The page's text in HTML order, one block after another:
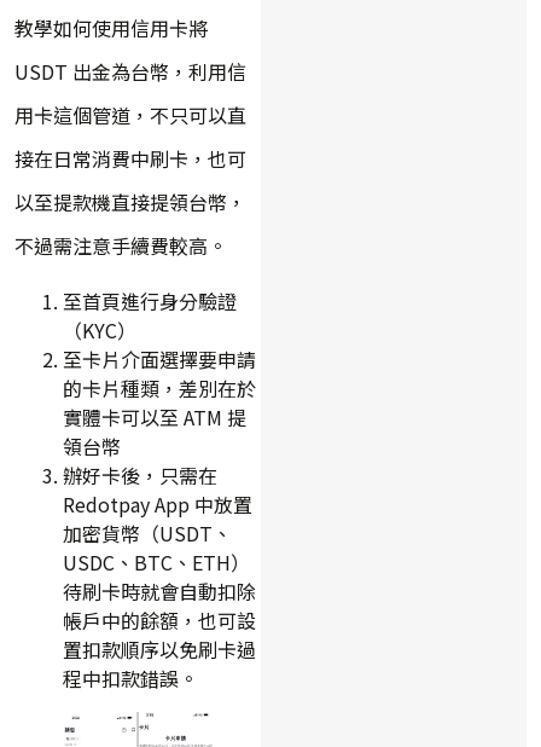
教學如何使用信用卡將
USDT 出金為台幣，利用信
用卡這個管道，不只可以直
接在日常消費中刷卡，也可
以至提款機直接提領台幣，
不過需注意手續費較高。
至首頁進行身分驗證
（KYC）
至卡片介面選擇要申請
的卡片種類，差別在於
實體卡可以至 ATM 提
領台幣
辦好卡後，只需在
Redotpay App 中放置
加密貨幣（USDT、
USDC、BTC、ETH）
待刷卡時就會自動扣除
帳戶中的餘額，也可設
置扣款順序以免刷卡過
程中扣款錯誤。